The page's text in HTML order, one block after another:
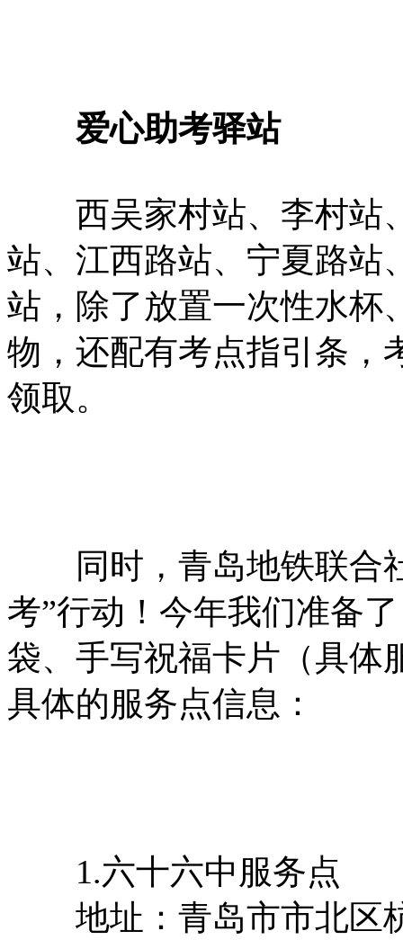
爱心助考驿站
西吴家村站、李村站
站、江西路站、宁夏路站
站，除了放置一次性水杯
物，还配有考点指引条，
领取。
同时，青岛地铁联合
考”行动！今年我们准备
袋、手写祝福卡片（具体
具体的服务点信息：
1.六十六中服务点
地址：青岛市市北区